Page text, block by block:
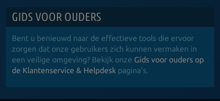
GIDS VOOR OUDERS
Bent u benieuwd naar de effectieve tools die ervoor
zorgen dat onze gebruikers zich kunnen vermaken in
een veilige omgeving? Bekijk onze Gids voor ouders op
de Klantenservice & Helpdesk pagina's.